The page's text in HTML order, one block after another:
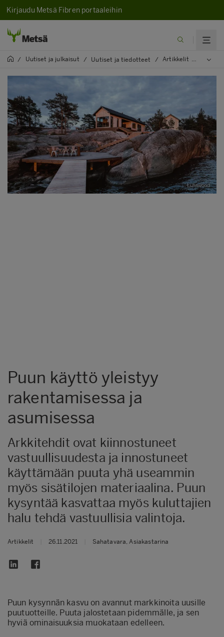
Kirjaudu Metsä Fibren portaaleihin
/ Uutiset ja julkaisut / Uutiset ja tiedotteet / Artikkelit / 2021
Puun käyttö yleistyy
rakentamisessa ja
asumisessa
​Arkkitehdit ovat kiinnostuneet
vastuullisuudesta ja innostuneet
käyttämään puuta yhä useammin
myös sisätilojen materiaalina. Puun
kysyntää kasvattaa myös kuluttajien
halu tehdä vastuullisia valintoja.
Artikkelit 26.11.2021 Sahatavara, Asiakastarina
​Puun kysynnän kasvu on avannut markkinoita uusille
puutuotteille. Puuta jalostetaan pidemmälle, ja sen
hyviä ominaisuuksia muokataan edelleen.